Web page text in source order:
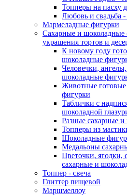
Топперы на пасху
Любовь и свадьба
Мармеладные фигурки
Сахарные и шоколадные
украшения тортов и
К новому году
шоколадные
Человечки,
шоколадные
Животные
фигурки
Таблички с
шоколадной
Разные сахарные
Топперы из
Шоколадные
Медальоны
Цветочки, ягодки,
сахарные и
Топпер - свеча
Глиттер пищевой
Маршмеллоу